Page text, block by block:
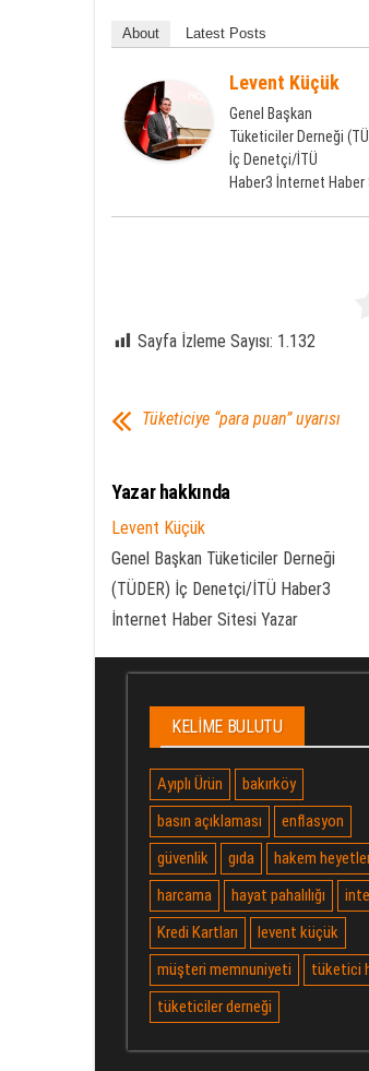
About Latest Posts
Levent Küçük
Genel Başkan
Tüketiciler Derneği
İç Denetçi/İTÜ
Haber3 İnternet
Sayfa İzleme Sayısı: 1.132
Tüketiciye “para puan” uyarısı
Yazar hakkında
Levent Küçük
Genel Başkan Tüketiciler Derneği
(TÜDER) İç Denetçi/İTÜ Haber3
İnternet Haber Sitesi Yazar
KELIME BULUTU
Ayıplı Ürün
bakırköy
basın açıklaması
enflasyon
güvenlik
gıda
hakem
harcama
hayat pahalılığı
Kredi Kartları
levent küçük
müşteri memnuniyeti
tüketici
tüketiciler derneği